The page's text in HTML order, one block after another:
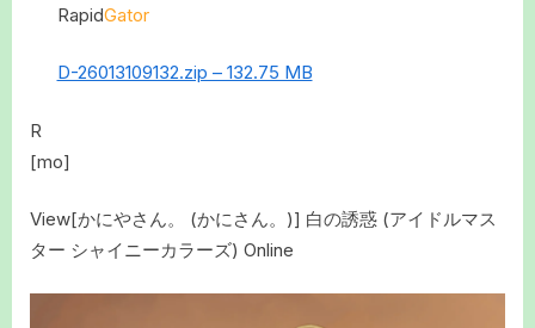
RapidGator
D-26013109132.zip – 132.75 MB
R
[mo]
View[かにやさん。 (かにさん。)] 白の誘惑 (アイドルマス
ター シャイニーカラーズ) Online